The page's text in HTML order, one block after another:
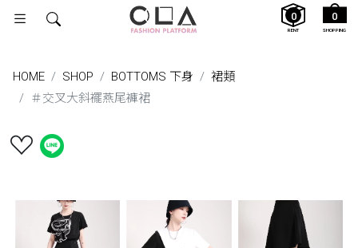
SHOPPING
0
RENT
0
HOME SHOP BOTTOMS 下身
裙類
＃交叉大斜襬燕尾褲裙